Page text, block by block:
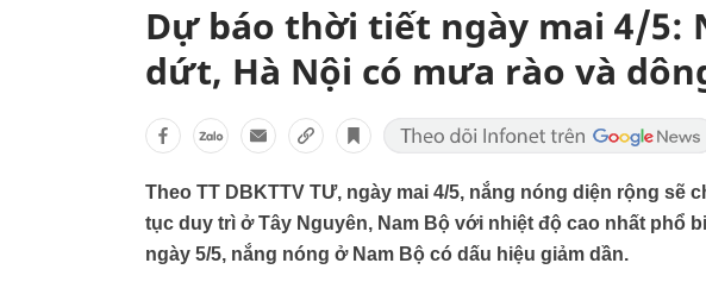
Dự báo thời tiết ngày mai 4/5:
dứt, Hà Nội có mưa rào và
Theo TT DBKTTV TƯ, ngày mai 4/5, nắng nóng diện rộng sẽ
tục duy trì ở Tây Nguyên, Nam Bộ với nhiệt độ cao nhất phổ
ngày 5/5, nắng nóng ở Nam Bộ có dấu hiệu giảm dần.